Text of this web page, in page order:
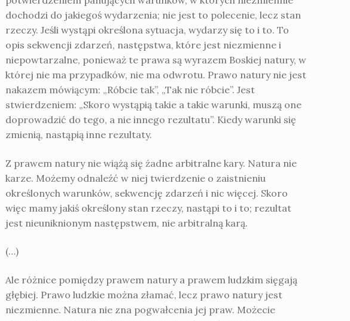
dochodzi do jakiegoś wydarzenia; nie jest to polecenie, lecz stan
rzeczy. Jeśli wystąpi określona sytuacja, wydarzy się to i to. To
opis sekwencji zdarzeń, następstwa, które jest niezmienne i
niepowtarzalne, ponieważ te prawa są wyrazem Boskiej natury, w
której nie ma przypadków, nie ma odwrotu. Prawo natury nie jest
nakazem mówiącym: „Róbcie tak”, „Tak nie róbcie”. Jest
stwierdzeniem: „Skoro wystąpią takie a takie warunki, muszą one
doprowadzić do tego, a nie innego rezultatu”. Kiedy warunki się
zmienią, nastąpią inne rezultaty.
Z prawem natury nie wiążą się żadne arbitralne kary. Natura nie
karze. Możemy odnaleźć w niej twierdzenie o zaistnieniu
określonych warunków, sekwencję zdarzeń i nic więcej. Skoro
więc mamy jakiś określony stan rzeczy, nastąpi to i to; rezultat
jest nieuniknionym następstwem, nie arbitralną karą.
(…)
Ale różnice pomiędzy prawem natury a prawem ludzkim sięgają
głębiej. Prawo ludzkie można złamać, lecz prawo natury jest
niezmienne. Natura nie zna pogwałcenia jej praw. Możecie